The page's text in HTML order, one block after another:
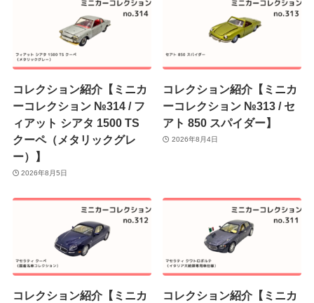
コレクション紹介【ミニカ
ーコレクション №314 / フ
ィアット シアタ 1500 TS
クーペ（メタリックグレ
ー）】
2026年8月5日
コレクション紹介【ミニカ
ーコレクション №313 / セ
アト 850 スパイダー】
2026年8月4日
コレクション紹介【ミニカ
コレクション紹介【ミニカ